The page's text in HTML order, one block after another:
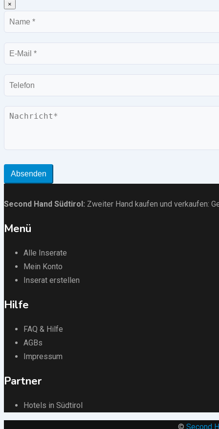
×
Name
E-
Mail
Telefon
Nachricht
Absenden
Second Hand Südtirol : Zweiter Hand kaufen und verkaufen:
Menü
Alle Inserate
Mein Konto
Inserat erstellen
Hilfe
FAQ & Hilfe
AGBs
Impressum
Partner
Hotels in Südtirol
© Second